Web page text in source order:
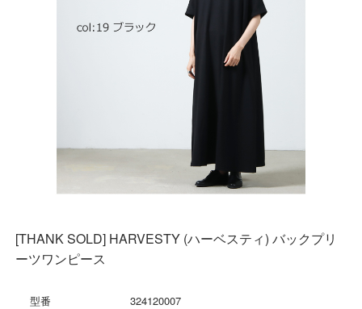
[THANK SOLD] HARVESTY (ハーベスティ) バックプリ
ーツワンピース
型番 324120007